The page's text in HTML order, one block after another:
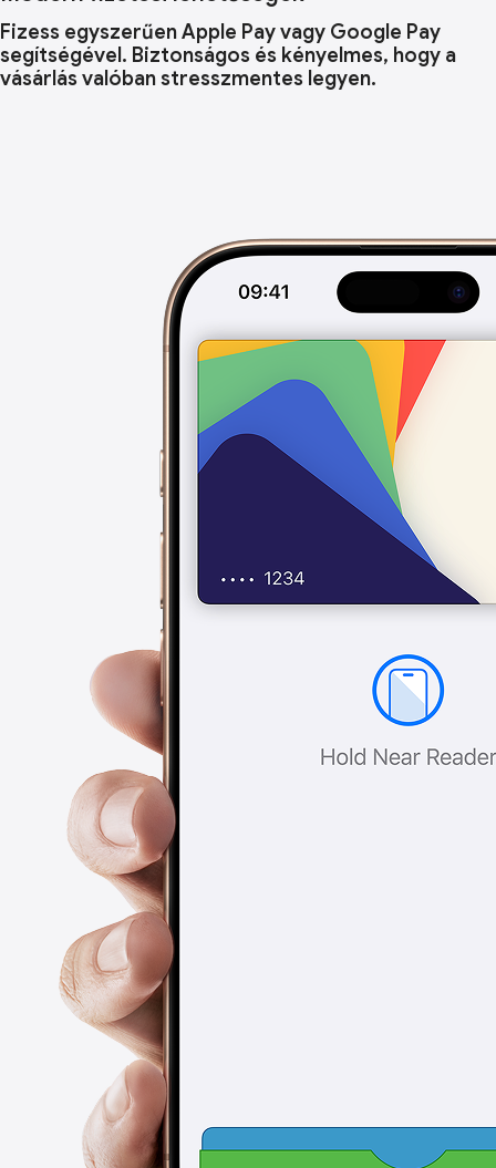
Fizess egyszerűen Apple Pay vagy Google Pay
segítségével. Biztonságos és kényelmes, hogy a
vásárlás valóban stresszmentes legyen.